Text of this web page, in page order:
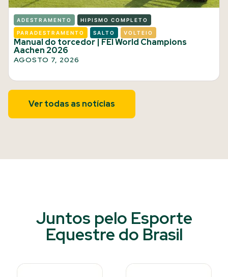
ADESTRAMENTO HIPISMO COMPLETO
PARADESTRAMENTO SALTO VOLTEIO
Manual do torcedor | FEI World Champions
Aachen 2026
AGOSTO 7, 2026
Ver todas as notícias
Juntos pelo Esporte
Equestre do Brasil​